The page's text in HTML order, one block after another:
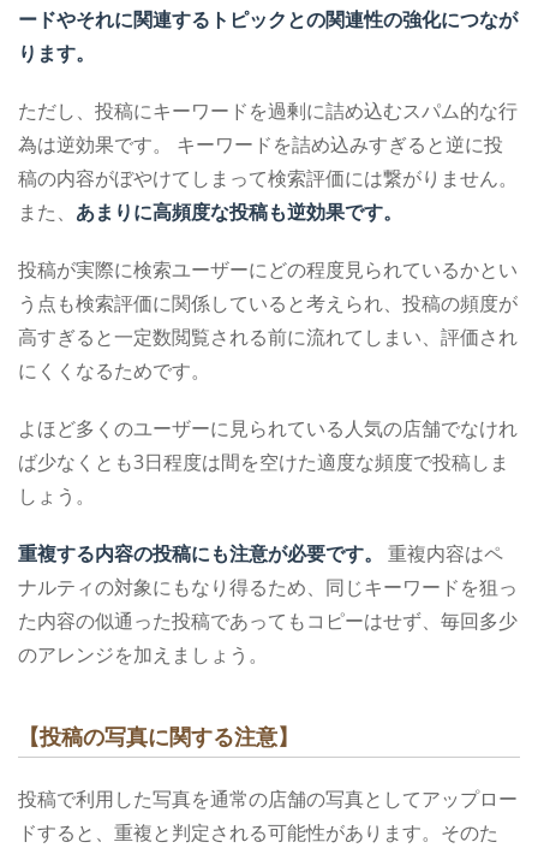
ードやそれに関連するトピックとの関連性の強化につなが
ります。
ただし、投稿にキーワードを過剰に詰め込むスパム的な行
為は逆効果です。
キーワードを詰め込みすぎると逆に投
稿の内容がぼやけてしまって検索評価には繋がりません。
また、 あまりに高頻度な投稿も逆効果です。
投稿が実際に検索ユーザーにどの程度見られているかとい
う点も検索評価に関係していると考えられ、投稿の頻度が
高すぎると一定数閲覧される前に流れてしまい、評価され
にくくなるためです。
よほど多くのユーザーに見られている人気の店舗でなけれ
ば少なくとも3日程度は間を空けた適度な頻度で投稿しま
しょう。
重複する内容の投稿にも注意が必要です。
重複内容はペ
ナルティの対象にもなり得るため、同じキーワードを狙っ
た内容の似通った投稿であってもコピーはせず、毎回多少
のアレンジを加えましょう。
【投稿の写真に関する注意】
投稿で利用した写真を通常の店舗の写真としてアップロー
ドすると、重複と判定される可能性があります。そのた